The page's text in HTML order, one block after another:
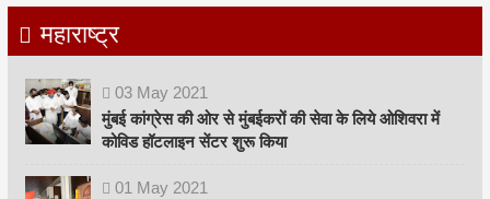
महाराष्ट्र
03 May 2021
मुंबई कांग्रेस की ओर से मुंबईकरों की सेवा के लिये ओशिवरा में
कोविड हॉटलाइन सेंटर शुरू किया
01 May 2021